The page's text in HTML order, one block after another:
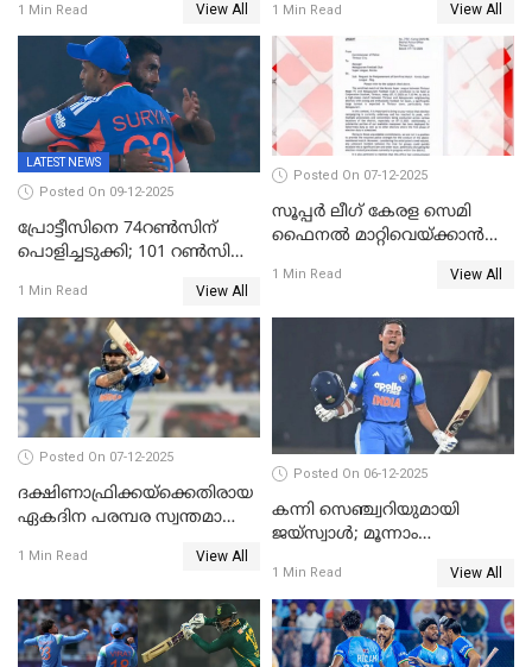
1 Min Read View All 1 Min Read View All
LATEST NEWS
Posted On 09-12-2025
പ്രോട്ടീസിനെ 74റൺസിന്‌
പൊളിച്ചടുക്കി; 101 റൺസിന്റെ
വിക്കറ്റ് തികയ്ക്കുന്ന
താരമായി ബുമ്ര
1 Min Read View All
Posted On 07-12-2025
സൂപ്പർ ലീഗ് കേരള സെമി
ഫൈനൽ മാറ്റിവെയ്ക്കാൻ
1 Min Read View All
Posted On 07-12-2025
ദക്ഷിണാഫ്രിക്കയ്‌ക്കെതിരായ
ഏകദിന പരമ്പര സ്വന്തമാക്കി
1 Min Read View All
Posted On 06-12-2025
കന്നി സെഞ്ച്വറിയുമായി
ജയ്‌സ്വാൾ; മൂന്നാം
പ്രോട്ടീസിനെതിരെ ജയം,
പരമ്പര
1 Min Read View All